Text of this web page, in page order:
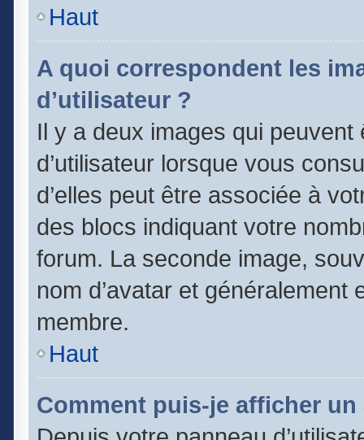
Haut
A quoi correspondent les
d’utilisateur ?
Il y a deux images qui
d’utilisateur lorsque vous
d’elles peut être associée à
des blocs indiquant votre
forum. La seconde image,
nom d’avatar et
membre.
Haut
Comment puis-je afficher un